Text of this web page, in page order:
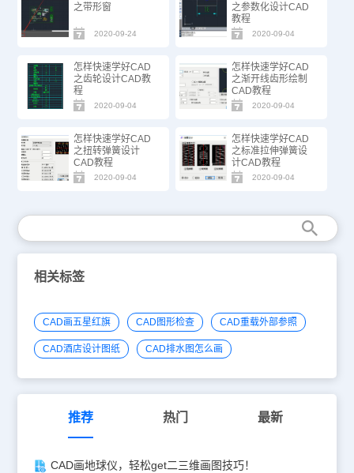
之带形窗
2020-09-24
之参数化设计CAD
教程
2020-09-04
怎样快速学好CAD
之齿轮设计CAD教
程
2020-09-04
怎样快速学好CAD
之渐开线齿形绘制
CAD教程
2020-09-04
怎样快速学好CAD
之扭转弹簧设计
CAD教程
2020-09-04
怎样快速学好CAD
之标准拉伸弹簧设
计CAD教程
2020-09-04
相关标签
CAD画五星红旗 CAD图形检查 CAD重载外部参照
CAD酒店设计图纸 CAD排水图怎么画
推荐 热门 最新
CAD画地球仪，轻松get二三维画图技巧！